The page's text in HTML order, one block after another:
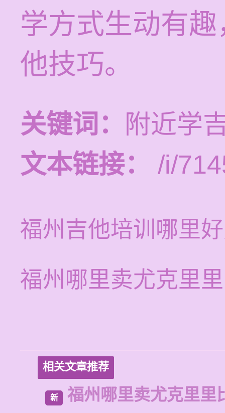
学方式生动有
他技巧。
关键词：
附近学
文本链接：
/i/
福州吉他培训哪里
福州哪里卖尤克里
相关文章推荐
新 福州哪里卖尤克里里